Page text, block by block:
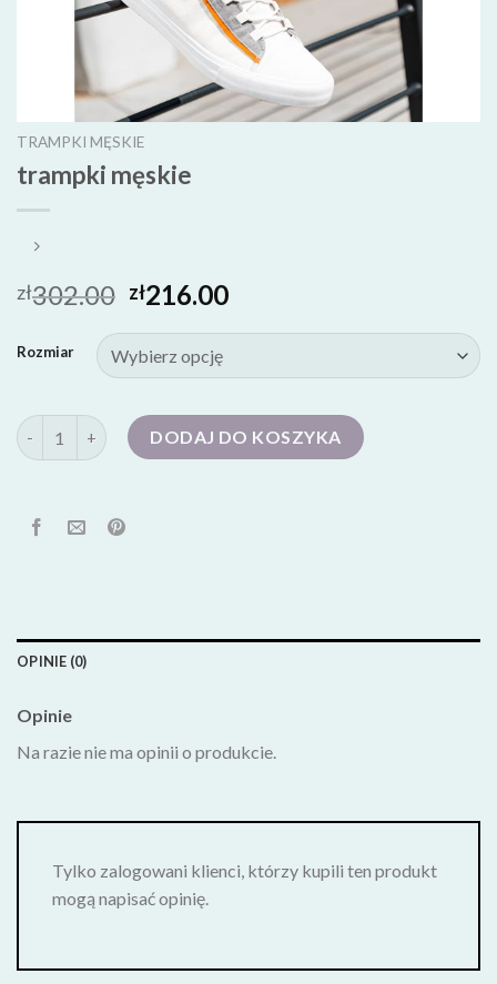
TRAMPKI MĘSKIE
trampki męskie
zł302.00 zł216.00
Rozmiar
ilość trampki męskieDODAJ DO KOSZYKA
OPINIE (0)
Opinie
Na razie nie ma opinii o produkcie.
Tylko zalogowani klienci, którzy kupili ten produkt
mogą napisać opinię.